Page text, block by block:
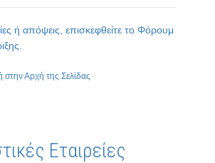
ή απόψεις, επισκεφθείτε το Φόρουμ
στην Αρχή της Σελίδας
Εταιρείες